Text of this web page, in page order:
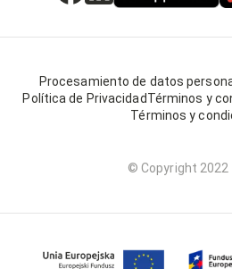
Procesamiento de datos
Política de PrivacidadTérminos y
Términos y
© Copyright 2022